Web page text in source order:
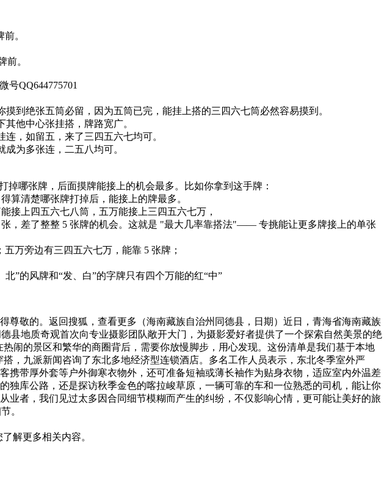
。
前。
号QQ644775701
到绝张五筒必留，因为五筒已完，能挂上搭的三四六七筒必然容易摸到。
他中心张挂搭，牌路宽广。
，如留五，来了三四五六七均可。
为多张连，二五八均可。
哪张牌，后面摸牌能接上的机会最多。比如你拿到这手牌：
算清楚哪张牌打掉后，能接上的牌最多。
接上四五六七八筒，五万能接上三四五六七万，
，差了整整 5 张牌的机会。这就是 "最大几率靠搭法"—— 专挑能让更多牌接上的单张
万旁边有三四五六七万，能靠 5 张牌；
”的风牌和“发、白”的字牌只有四个万能的红“中”
尊敬的。返回搜狐，查看更多（海南藏族自治州同德县，日期）近日，青海省海南藏族
地质奇观首次向专业摄影团队敞开大门，为摄影爱好者提供了一个探索自然美景的绝
闹的景区和繁华的商圈背后，需要你放慢脚步，用心发现。这份清单是我们基于本地
，九派新闻咨询了东北多地经济型连锁酒店。多名工作人员表示，东北冬季室外严
携带厚外套等户外御寒衣物外，还可准备短袖或薄长袖作为贴身衣物，适应室内外温差
独库公路，还是探访秋季金色的喀拉峻草原，一辆可靠的车和一位熟悉的司机，能让你
业者，我们见过太多因合同细节模糊而产生的纠纷，不仅影响心情，更可能让美好的旅
。
解更多相关内容。